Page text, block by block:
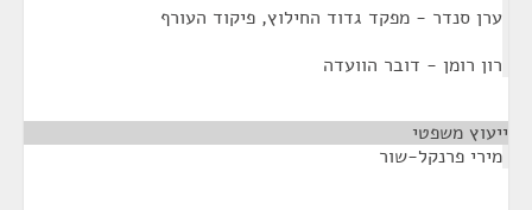
ערן סנדר - מפקד גדוד החילוץ, פיקוד העורף
רון רומן - דובר הוועדה
ייעוץ משפטי
מירי פרנקל-שור